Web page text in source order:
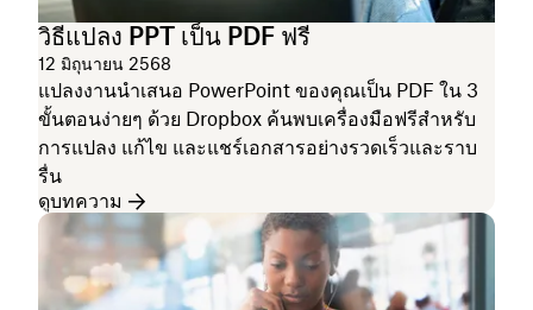
วิธีแปลง PPT เป็น PDF ฟรี
12 มิถุนายน 2568
แปลงงานนำเสนอ PowerPoint ของคุณเป็น PDF ใน 3
ขั้นตอนง่ายๆ ด้วย Dropbox ค้นพบเครื่องมือฟรีสำหรับ
การแปลง แก้ไข และแชร์เอกสารอย่างรวดเร็วและราบ
รื่น
ดูบทความ